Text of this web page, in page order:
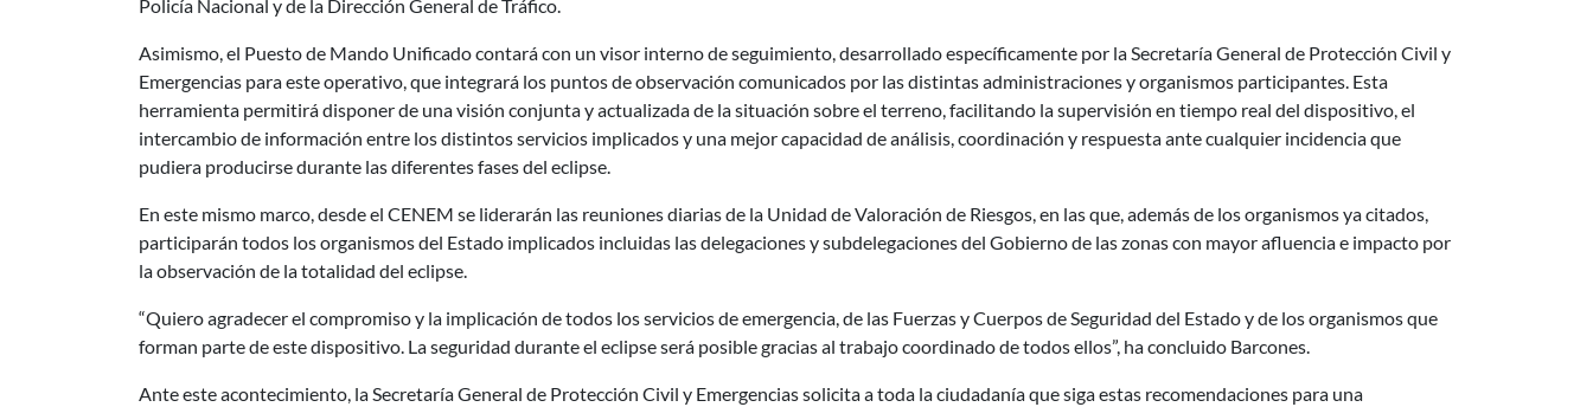
Policía Nacional y de la Dirección General de Tráfico.
Asimismo, el Puesto de Mando Unificado contará con un visor interno de seguimiento, desarrollado específicamente por la Secretaría General de Protección Civil y
Emergencias para este operativo, que integrará los puntos de observación comunicados por las distintas administraciones y organismos participantes. Esta
herramienta permitirá disponer de una visión conjunta y actualizada de la situación sobre el terreno, facilitando la supervisión en tiempo real del dispositivo, el
intercambio de información entre los distintos servicios implicados y una mejor capacidad de análisis, coordinación y respuesta ante cualquier incidencia que
pudiera producirse durante las diferentes fases del eclipse.
En este mismo marco, desde el CENEM se liderarán las reuniones diarias de la Unidad de Valoración de Riesgos, en las que, además de los organismos ya citados,
participarán todos los organismos del Estado implicados incluidas las delegaciones y subdelegaciones del Gobierno de las zonas con mayor afluencia e impacto por
la observación de la totalidad del eclipse.
“Quiero agradecer el compromiso y la implicación de todos los servicios de emergencia, de las Fuerzas y Cuerpos de Seguridad del Estado y de los organismos que
forman parte de este dispositivo. La seguridad durante el eclipse será posible gracias al trabajo coordinado de todos ellos”, ha concluido Barcones.
Ante este acontecimiento, la Secretaría General de Protección Civil y Emergencias solicita a toda la ciudadanía que siga estas recomendaciones para una